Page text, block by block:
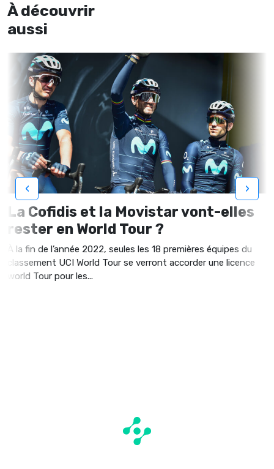
À découvrir
aussi
La Cofidis et la Movistar vont-elles
rester en World Tour ?
À la fin de l’année 2022, seules les 18 premières équipes du
classement UCI World Tour se verront accorder une licence
world Tour pour les...
‹ ›